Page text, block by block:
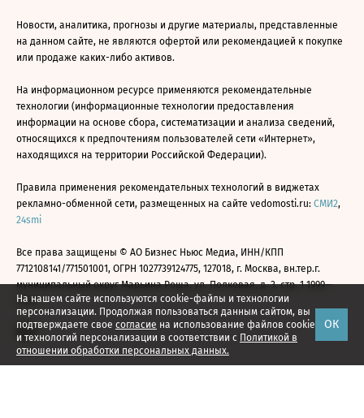
На нашем сайте используются cookie-файлы и технологии
персонализации. Продолжая пользоваться данным сайтом, вы
подтверждаете свое согласие на использование файлов cookie
и технологий персонализации в соответствии с Политикой в
отношении обработки персональных данных.
ОК
Новости, аналитика, прогнозы и другие материалы, представленные
на данном сайте, не являются офертой или рекомендацией к покупке
или продаже каких-либо активов.
На информационном ресурсе применяются рекомендательные
технологии (информационные технологии предоставления
информации на основе сбора, систематизации и анализа сведений,
относящихся к предпочтениям пользователей сети «Интернет»,
находящихся на территории Российской Федерации).
Правила применения рекомендательных технологий в виджетах
рекламно-обменной сети, размещенных на сайте vedomosti.ru: СМИ2,
24smi
Все права защищены © АО Бизнес Ньюс Медиа, ИНН/КПП
7712108141/771501001, ОГРН 1027739124775, 127018, г. Москва, вн.тер.г.
муниципальный округ Марьина Роща, ул. Полковая, д. 3, стр. 1 1999—
2026